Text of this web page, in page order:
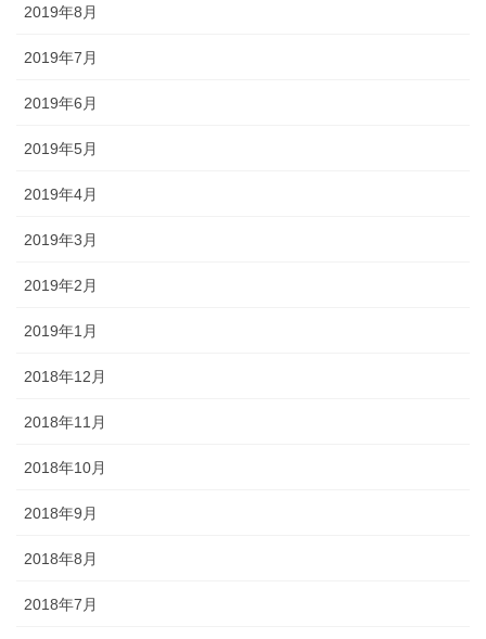
2019年8月
2019年7月
2019年6月
2019年5月
2019年4月
2019年3月
2019年2月
2019年1月
2018年12月
2018年11月
2018年10月
2018年9月
2018年8月
2018年7月